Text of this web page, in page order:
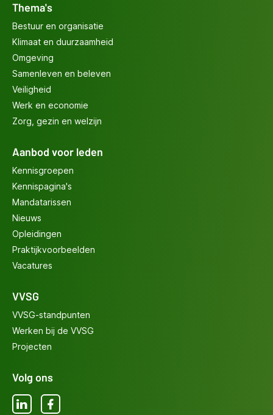
Thema's
Bestuur en organisatie
Klimaat en duurzaamheid
Omgeving
Samenleven en beleven
Veiligheid
Werk en economie
Zorg, gezin en welzijn
Aanbod voor leden
Kennisgroepen
Kennispagina's
Mandatarissen
Nieuws
Opleidingen
Praktijkvoorbeelden
Vacatures
VVSG
VVSG-standpunten
Werken bij de VVSG
Projecten
Volg ons
LinkedInFacebook